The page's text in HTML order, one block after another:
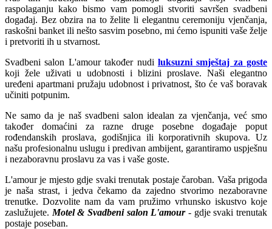
raspolaganju kako bismo vam pomogli stvoriti savršen svadbeni
događaj. Bez obzira na to želite li elegantnu ceremoniju vjenčanja,
raskošni banket ili nešto sasvim posebno, mi ćemo ispuniti vaše želje
i pretvoriti ih u stvarnost.
Svadbeni salon L'amour također nudi luksuzni smještaj za goste
koji žele uživati u udobnosti i blizini proslave. Naši elegantno
uređeni apartmani pružaju udobnost i privatnost, što će vaš boravak
učiniti potpunim.
Ne samo da je naš svadbeni salon idealan za vjenčanja, već smo
također domaćini za razne druge posebne događaje poput
rođendanskih proslava, godišnjica ili korporativnih skupova. Uz
našu profesionalnu uslugu i predivan ambijent, garantiramo uspješnu
i nezaboravnu proslavu za vas i vaše goste.
L'amour je mjesto gdje svaki trenutak postaje čaroban. Vaša prigoda
je naša strast, i jedva čekamo da zajedno stvorimo nezaboravne
trenutke. Dozvolite nam da vam pružimo vrhunsko iskustvo koje
zaslužujete. Motel & Svadbeni salon L'amour- gdje svaki trenutak
postaje poseban.